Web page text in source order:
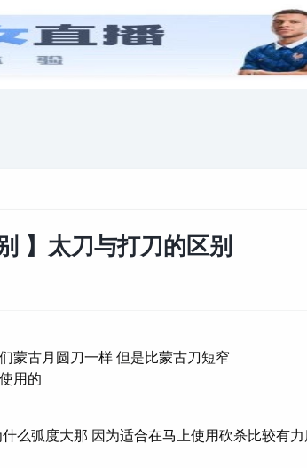
攻略 电脑游戏
】太刀与打刀的区别
蒙古月圆刀一样 但是比蒙古刀短窄
用的
么弧度大那 因为适合在马上使用砍杀比较有